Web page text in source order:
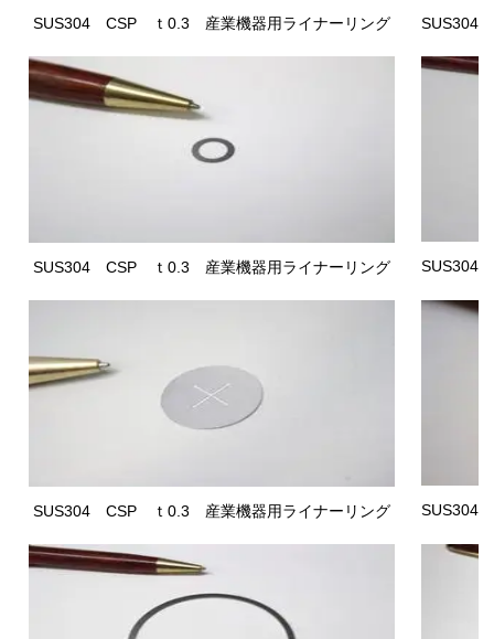
SUS304 CSP ｔ0.3 産業機器用ライナーリング
SUS304 CSP ｔ0.3 産業機器用ライナーリング
SUS304 CSP ｔ0.3 産業機器用ライナーリング